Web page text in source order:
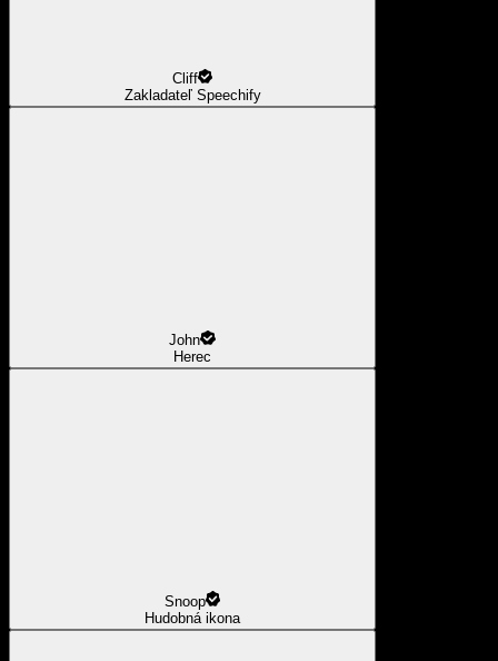
Cliff
Zakladateľ Speechify
John
Herec
Snoop
Hudobná ikona